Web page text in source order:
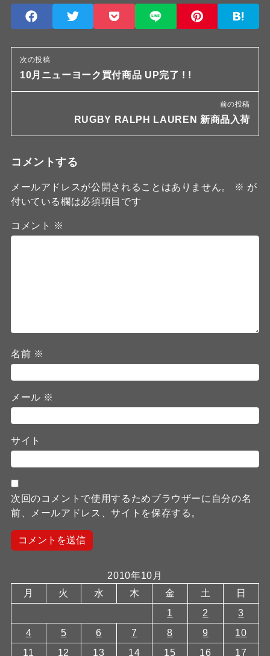
次の投稿
10月ニューヨーク買付商品 UP完了 ! !
前の投稿
RUGBY RALPH LAUREN 新商品入荷
コメントする
メールアドレスが公開されることはありません。 ※ が
付いている欄は必須項目です
コメント ※
名前 ※
メール ※
サイト
次回のコメントで使用するためブラウザーに自分の名
前、メールアドレス、サイトを保存する。
2010年10月
月
火 水 木 金 土
日
1
2
3
4
5 6 7 8 9
10
11
12 13 14 15 16 17